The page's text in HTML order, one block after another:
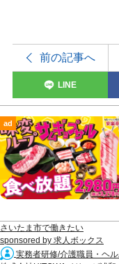
前の記事へ
LINE
ad
さいたま市で働きたい
sponsored by 求人ボックス
実務者研修/介護職員・ヘ